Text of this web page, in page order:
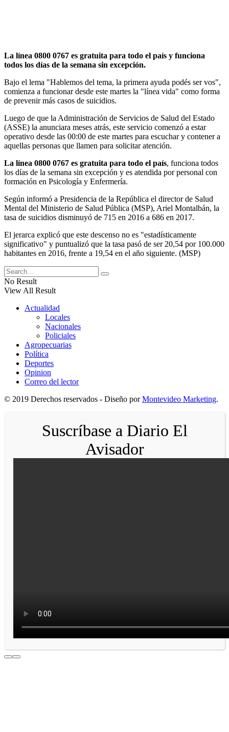
La línea 0800 0767 es gratuita para todo el país y funciona
todos los días de la semana sin excepción.
Bajo el lema "Hablemos del tema, la primera ayuda podés ser vos",
comienza a funcionar desde este martes la "línea vida" como forma
de prevenir más casos de suicidios.
Luego de que la Administración de Servicios de Salud del Estado
(ASSE) la anunciara meses atrás, este servicio comenzó a estar
operativo desde las 00:00 de este martes para escuchar y contener a
aquellas personas que llamen para solicitar atención.
La línea 0800 0767 es gratuita para todo el país, funciona todos
los días de la semana sin excepción y es atendida por personal con
formación en Psicología y Enfermería.
Según informó a Presidencia de la República el director de Salud
Mental del Ministerio de Salud Pública (MSP), Ariel Montalbán, la
tasa de suicidios disminuyó de 715 en 2016 a 686 en 2017.
El jerarca explicó que este descenso no es "estadísticamente
significativo" y puntualizó que la tasa pasó de ser 20,54 por 100.000
habitantes en 2016, frente a 19,54 en el año siguiente. (MSP)
No Result
View All Result
Actualidad
Locales
Nacionales
Policiales
Agropecuarias
Política
Deportes
Opinion
Correo del lector
© 2019 Derechos reservados - Diseño porMontevideo Marketing.
Suscríbase a Diario El
Avisador